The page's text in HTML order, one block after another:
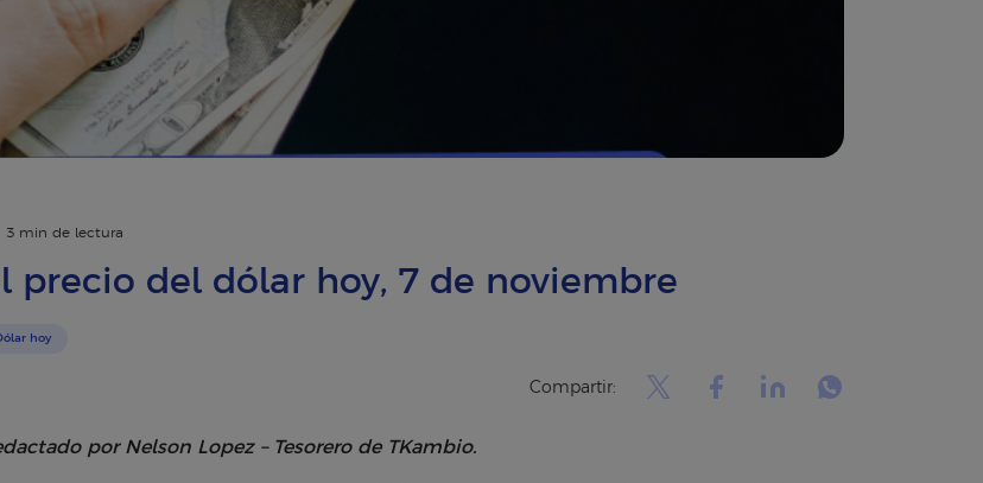
3 min de lectura
precio del dólar hoy, 7 de noviembre
hoy
Compartir:
por Nelson Lopez – Tesorero de TKambio.